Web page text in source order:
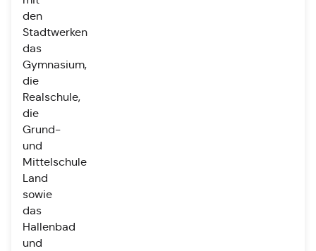
den
Stadtwerken
das
Gymnasium,
die
Realschule,
die
Grund-
und
Mittelschule
Land
sowie
das
Hallenbad
und